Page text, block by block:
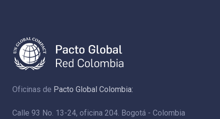
Oficinas de Pacto Global Colombia:
Calle 93 No. 13-24, oficina 204. Bogotá - Colombia